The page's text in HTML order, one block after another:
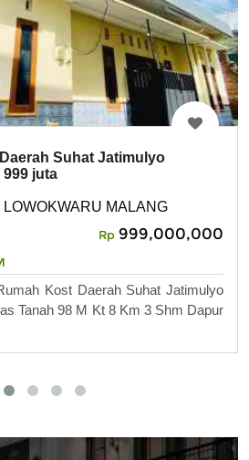
Suhat Jatimulyo
juta
MALANG
Rp 999,000,000
Kost Daerah Suhat Jatimulyo
Tanah 98 M Kt 8 Km 3 Shm Dapur